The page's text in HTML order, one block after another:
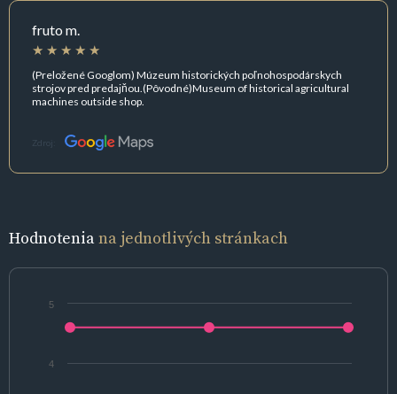
fruto m.
(Preložené Googlom) Múzeum historických poľnohospodárskych
strojov pred predajňou.(Pôvodné)Museum of historical agricultural
machines outside shop.
Zdroj:
Hodnoteniana jednotlivých stránkach
4
5